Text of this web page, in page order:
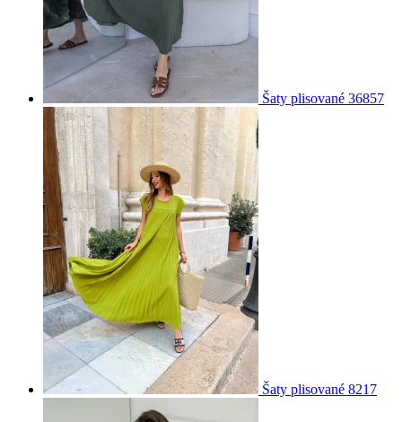
Šaty plisované 36857
Šaty plisované 8217